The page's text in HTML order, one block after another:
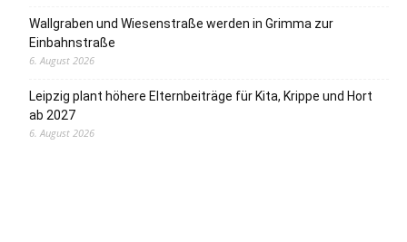
Wallgraben und Wiesenstraße werden in Grimma zur
Einbahnstraße
6. August 2026
Leipzig plant höhere Elternbeiträge für Kita, Krippe und Hort
ab 2027
6. August 2026